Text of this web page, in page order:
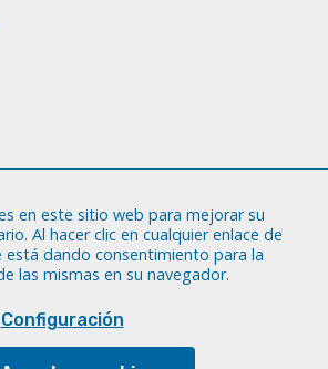
en este sitio web para mejorar su
Al hacer clic en cualquier enlace de
está dando consentimiento para la
las mismas en su navegador.
Configuración